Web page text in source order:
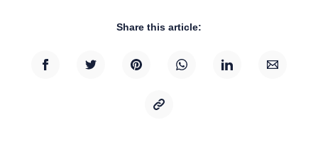
Share this article: